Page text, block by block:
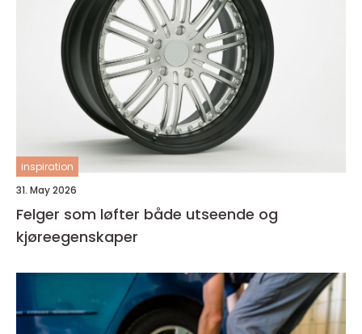
inspiration
31. May 2026
Felger som løfter både utseende og
kjøreegenskaper